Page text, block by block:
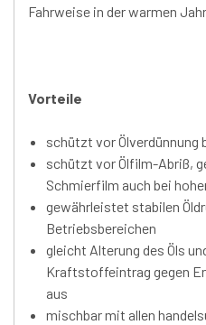
Fahrweise in der warmen
Vorteile
schützt vor Ölverdünnung
schützt vor Ölfilm-Abriß,
Schmierfilm auch bei
gewährleistet stabilen
Betriebsbereichen
gleicht Alterung des Öls
Kraftstoffeintrag gegen
aus
mischbar mit allen